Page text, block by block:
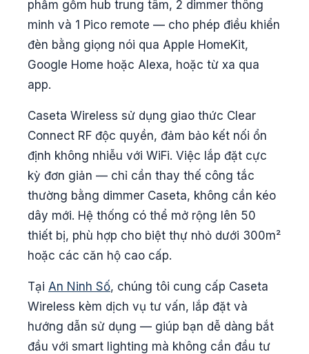
phẩm gồm hub trung tâm, 2 dimmer thông
minh và 1 Pico remote — cho phép điều khiển
đèn bằng giọng nói qua Apple HomeKit,
Google Home hoặc Alexa, hoặc từ xa qua
app.
Caseta Wireless sử dụng giao thức Clear
Connect RF độc quyền, đảm bảo kết nối ổn
định không nhiễu với WiFi. Việc lắp đặt cực
kỳ đơn giản — chỉ cần thay thế công tắc
thường bằng dimmer Caseta, không cần kéo
dây mới. Hệ thống có thể mở rộng lên 50
thiết bị, phù hợp cho biệt thự nhỏ dưới 300m²
hoặc các căn hộ cao cấp.
Tại An Ninh Số, chúng tôi cung cấp Caseta
Wireless kèm dịch vụ tư vấn, lắp đặt và
hướng dẫn sử dụng — giúp bạn dễ dàng bắt
đầu với smart lighting mà không cần đầu tư